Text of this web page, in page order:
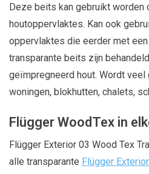
Deze beits kan gebruikt worden
houtoppervlaktes. Kan ook
oppervlaktes die eerder met
transparante beits zijn
geïmpregneerd hout. Wordt veel
woningen, blokhutten, chalets,
Flügger WoodTex in
Flügger Exterior 03 Wood Tex
alle transparante Flügger